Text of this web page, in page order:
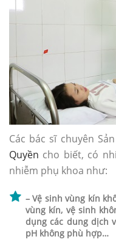
Các bác sĩ chuyên
Quyền cho biết, có
nhiễm phụ khoa như:
– Vệ sinh vùng kín
vùng kín, vệ sinh
dụng các dung dịch
pH không phù hợp…